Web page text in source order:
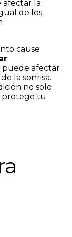
afectar la
de los
cause
puede afectar
la sonrisa.
no solo
protege tu